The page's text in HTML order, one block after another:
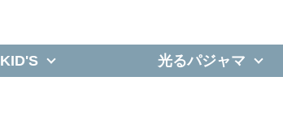
KID'S 光るパジャマ